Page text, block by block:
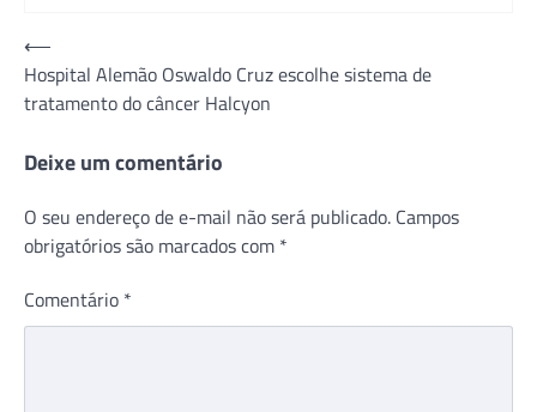
Navegação
de
Post
⟵
Hospital Alemão Oswaldo Cruz escolhe sistema de
tratamento do câncer Halcyon
Deixe um comentário
O seu endereço de e-mail não será publicado. Campos
obrigatórios são marcados com *
Comentário *